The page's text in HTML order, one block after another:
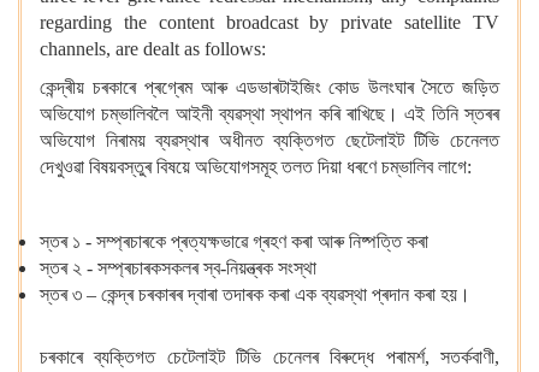
regarding the content broadcast by private satellite TV
channels, are dealt as follows:
কেন্দ্ৰীয় চৰকাৰে প্ৰগ্ৰেম আৰু এডভাৰটাইজিং কোড উলংঘাৰ সৈতে জড়িত
অভিযোগ চম্ভালিবলৈ আইনী ব্যৱস্থা স্থাপন কৰি ৰাখিছে। এই তিনি স্তৰৰ
অভিযোগ নিৰাময় ব্যৱস্থাৰ অধীনত ব্যক্তিগত ছেটেলাইট টিভি চেনেলত
দেখুওৱা বিষয়বস্তুৰ বিষয়ে অভিযোগসমূহ তলত দিয়া ধৰণে চম্ভালিব লাগে:
স্তৰ ১ - সম্প্ৰচাৰকে প্ৰত্যক্ষভাৱে গ্ৰহণ কৰা আৰু নিষ্পত্তি কৰা
স্তৰ ২ - সম্প্ৰচাৰকসকলৰ স্ব-নিয়ন্ত্ৰক সংস্থা
স্তৰ ৩ – কেন্দ্ৰ চৰকাৰৰ দ্বাৰা তদাৰক কৰা এক ব্যৱস্থা প্ৰদান কৰা হয়।
চৰকাৰে ব্যক্তিগত চেটেলাইট টিভি চেনেলৰ বিৰুদ্ধে পৰামৰ্শ, সতৰ্কবাণী,